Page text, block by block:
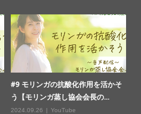
＃13 モリンガ蒸しの正しいやり方
【モリンガ蒸し協会会長のウ...
2024.09.30 YouTube